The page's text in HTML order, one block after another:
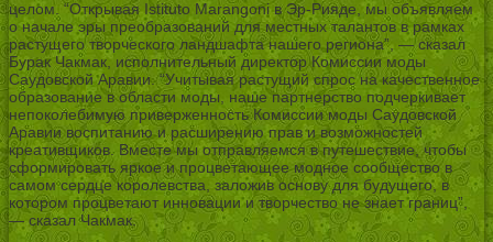
целом. “Открывая Istituto Marangoni в Эр-Рияде, мы объявляем
о начале эры преобразований для местных талантов в рамках
растущего творческого ландшафта нашего региона”, — сказал
Бурак Чакмак, исполнительный директор Комиссии моды
Саудовской Аравии. “Учитывая растущий спрос на качественное
образование в области моды, наше партнерство подчеркивает
непоколебимую приверженность Комиссии моды Саудовской
Аравии воспитанию и расширению прав и возможностей
креативщиков. Вместе мы отправляемся в путешествие, чтобы
сформировать яркое и процветающее модное сообщество в
самом сердце королевства, заложив основу для будущего, в
котором процветают инновации и творчество не знает границ”,
— сказал Чакмак.